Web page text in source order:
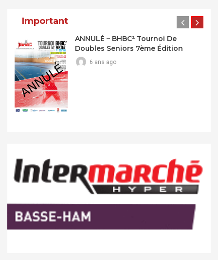
Important
ANNULÉ – BHBC² Tournoi De
Doubles Seniors 7ème Édition
6 ans ago